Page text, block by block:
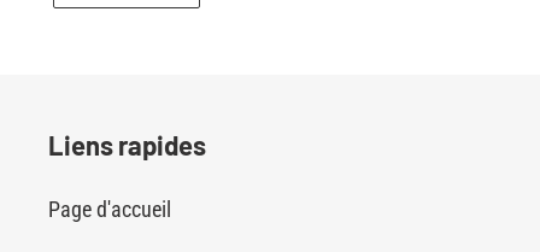
Liens rapides
Page d'accueil